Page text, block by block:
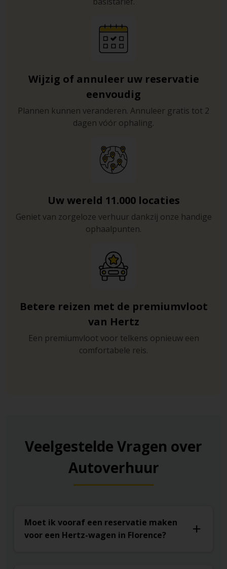
werelderfgoedlijst. Bij bepaalde straten zult u het bord
hier alleen in mag rijden met een speciale vergunning.
De enige dag dat u deze straten zonder vergunning
mag inrijden is op zondag, maar het kan dan moeilijk
gebieden staat, geef de gegevens van uw auto dan door
aan het hotel. Zij geven dit door aan de autoriteiten
zodat u toch naar uw hotel kunt rijden zonder een boete
te ontvangen.
Wijzig of annuleer uw reservatie
eenvoudig
Plannen kunnen veranderen. Annuleer gratis tot 2
dagen vóór ophaling.
Uw wereld 11.000 locaties
Geniet van zorgeloze verhuur dankzij onze handige
ophaalpunten.
Betere reizen met de premiumvloot
van Hertz
Een premiumvloot voor telkens opnieuw een
comfortabele reis.
Veelgestelde Vragen over
Autoverhuur
Moet ik vooraf een reservatie maken
voor een Hertz-wagen in Florence?